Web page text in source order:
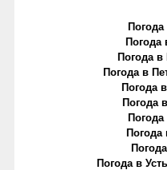
Погода
Погода
Погода в
Погода в
Погода
Погода
Погода
Погода
Погода в